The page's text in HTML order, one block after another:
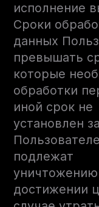
исполнение
Сроки
данных
превышать
которые
обработки
иной срок не
установлен
подлежат
достижении